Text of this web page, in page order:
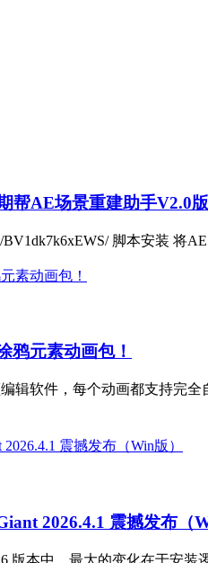
帮AE场景重建助手V2.0
脚本安装 将
鸦元素动画包！
辑软件，每个动画都支持完全
2026.4.1 震撼发布（
版本中，最大的变化在于安装